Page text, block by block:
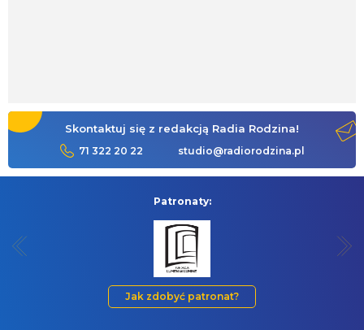
Skontaktuj się z redakcją Radia Rodzina!
71 322 20 22 studio@radiorodzina.pl
Patronaty:
Jak zdobyć patronat?